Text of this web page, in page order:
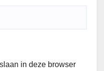
in deze browser